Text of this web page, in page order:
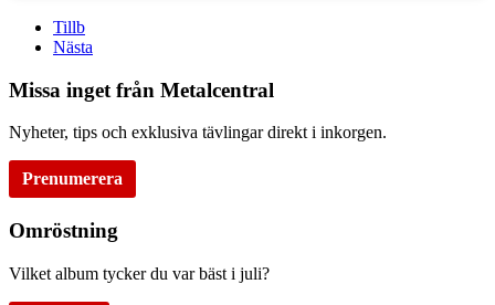
Tillb
Nästa
Missa inget från Metalcentral
Nyheter, tips och exklusiva tävlingar direkt i inkorgen.
Prenumerera
Omröstning
Vilket album tycker du var bäst i juli?